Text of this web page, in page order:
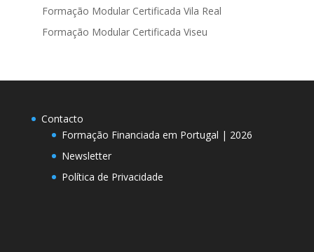
Formação Modular Certificada Vila Real
Formação Modular Certificada Viseu
Contacto
Formação Financiada em Portugal | 2026
Newsletter
Política de Privacidade